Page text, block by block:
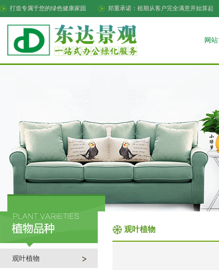
打造专属于您的绿色健康家园 郑重承诺：租期从客户完全满意开始算起
网
观叶植物
观叶植物